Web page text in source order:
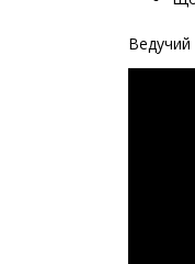
Ведучий